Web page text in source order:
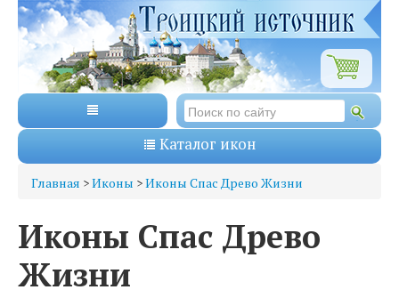
Каталог икон
Главная >Иконы >Иконы Спас Древо Жизни
Иконы Спас Древо
Жизни